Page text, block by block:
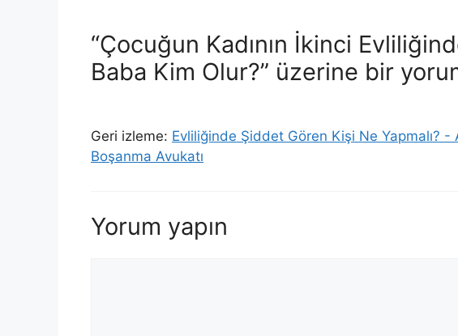
“Çocuğun Kadının İkinci
Baba Kim Olur?” üzerine bir
Geri izleme: Evliliğinde Şiddet Gören Kişi Ne Yapmalı? -
Boşanma Avukatı
Yorum yapın